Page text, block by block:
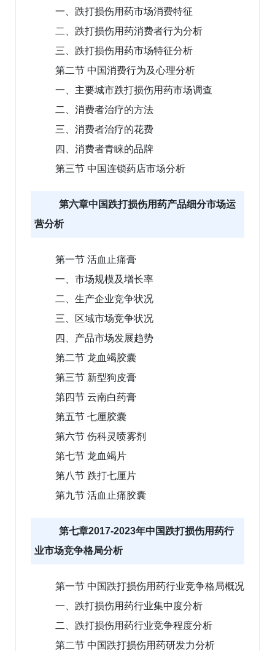
一、跌打损伤用药市场消费特征
二、跌打损伤用药消费者行为分析
三、跌打损伤用药市场特征分析
第二节 中国消费行为及心理分析
一、主要城市跌打损伤用药市场调查
二、消费者治疗的方法
三、消费者治疗的花费
四、消费者青睐的品牌
第三节 中国连锁药店市场分析
第六章中国跌打损伤用药产品细分市场运
营分析
第一节 活血止痛膏
一、市场规模及增长率
二、生产企业竞争状况
三、区域市场竞争状况
四、产品市场发展趋势
第二节 龙血竭胶囊
第三节 新型狗皮膏
第四节 云南白药膏
第五节 七厘胶囊
第六节 伤科灵喷雾剂
第七节 龙血竭片
第八节 跌打七厘片
第九节 活血止痛胶囊
第七章2017-2023年中国跌打损伤用药行
业市场竞争格局分析
第一节 中国跌打损伤用药行业竞争格局概况
一、跌打损伤用药行业集中度分析
二、跌打损伤用药行业竞争程度分析
第二节 中国跌打损伤用药研发力分析